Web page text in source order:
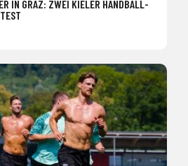
IN GRAZ: ZWEI KIELER HANDBALL-